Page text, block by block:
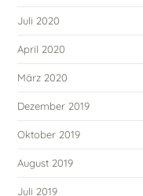
Juli 2020
April 2020
März 2020
Dezember 2019
Oktober 2019
August 2019
Juli 2019